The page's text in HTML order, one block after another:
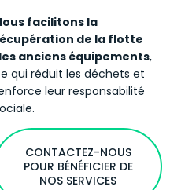
facilitons la
de la flotte
anciens équipements,
qui réduit les déchets et
leur responsabilité
CONTACTEZ-NOUS
POUR BÉNÉFICIER DE
NOS SERVICES